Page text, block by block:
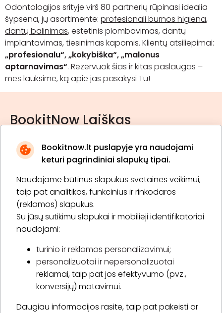
Bookitnow.lt puslapyje yra naudojami
keturi pagrindiniai slapukų tipai.
Naudojame būtinus slapukus svetainės veikimui,
taip pat analitikos, funkcinius ir rinkodaros
(reklamos) slapukus.
Su jūsų sutikimu slapukai ir mobilieji identifikatoriai
naudojami:
turinio ir reklamos personalizavimui;
personalizuotai ir nepersonalizuotai
reklamai, taip pat jos efektyvumo (pvz.,
konversijų) matavimui.
Daugiau informacijos rasite, taip pat pakeisti ar
Odontologijos srityje virš 80 partnerių rūpinasi idealia
šypsena, jų asortimente: profesionali burnos higiena,
dantų balinimas, estetinis plombavimas, dantų
implantavimas, tiesinimas kapomis. Klientų atsiliepimai:
„profesionalu“, „kokybiška“, „malonus
aptarnavimas“. Rezervuok šias ir kitas paslaugas –
mes lauksime, ką apie jas pasakysi Tu!
BookitNow Laiškas
* Susipažinau su privatumo politika
Prenumeruoti
Apie „BookitNow“
Informacija